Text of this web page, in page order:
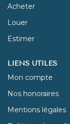
Acheter
Louer
Estimer
LIENS UTILES
Mon compte
Nos honoraires
Mentions légales